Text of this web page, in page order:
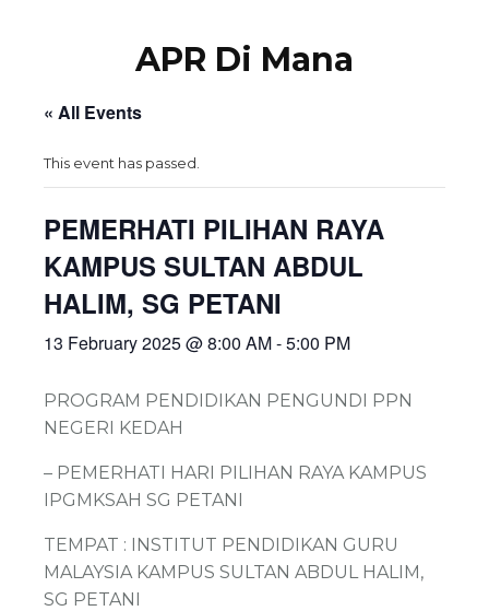
APR Di Mana
« All Events
This event has passed.
PEMERHATI PILIHAN RAYA
KAMPUS SULTAN ABDUL
HALIM, SG PETANI
13 February 2025 @ 8:00 AM-5:00 PM
PROGRAM PENDIDIKAN PENGUNDI PPN
NEGERI KEDAH
– PEMERHATI HARI PILIHAN RAYA KAMPUS
IPGMKSAH SG PETANI
TEMPAT : INSTITUT PENDIDIKAN GURU
MALAYSIA KAMPUS SULTAN ABDUL HALIM,
SG PETANI